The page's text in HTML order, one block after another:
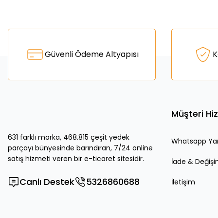
Ürün resmi kalitesiz, bozuk veya görüntülenemiyor.
Güvenli Ödeme Altyapısı
631 farklı marka, 468.815 çeşit yedek
parçayı bünyesinde barındıran, 7/24 online
satış hizmeti veren bir e-ticaret sitesidir.
Canlı Destek 5326860688
Müşteri
Whatsapp
İade &
İletişim